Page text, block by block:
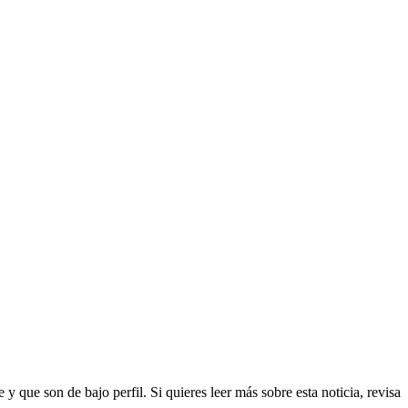
y que son de bajo perfil. Si quieres leer más sobre esta noticia, revisa